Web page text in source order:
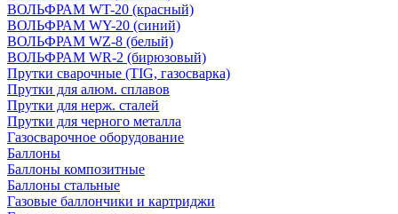
ВОЛЬФРАМ WT-20 (красный)
ВОЛЬФРАМ WY-20 (синий)
ВОЛЬФРАМ WZ-8 (белый)
ВОЛЬФРАМ WR-2 (бирюзовый)
Прутки сварочные (TIG, газосварка)
Прутки для алюм. сплавов
Прутки для нерж. сталей
Прутки для черного металла
Газосварочное оборудование
Баллоны
Баллоны композитные
Баллоны стальные
Газовые баллончики и картриджи